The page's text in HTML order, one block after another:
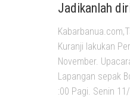
Jadikanlah
Kuranji lakukan
November.
Lapangan sepak
:00 Pagi. Senin